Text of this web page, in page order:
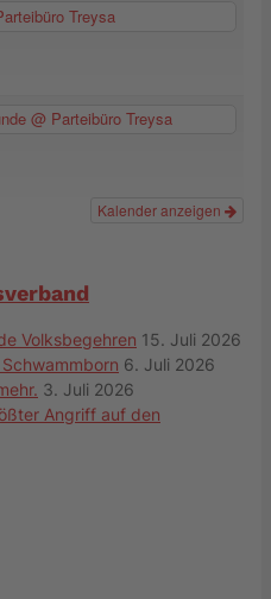
Treysa
@ Parteibüro Treysa
Kalender anzeigen
Volksbegehren 15. Juli 2026
6. Juli 2026
3. Juli 2026
Angriff auf den